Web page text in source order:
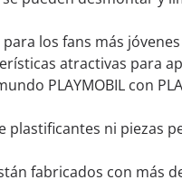
para los fans más
atractivas para
PLAYMOBIL con
plastificantes ni piezas
fabricados con más